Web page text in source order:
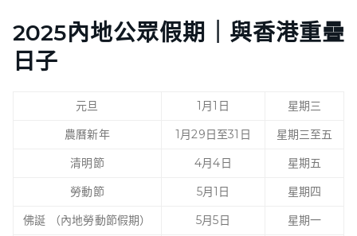
2025內地公眾假期｜與香港重疊
日子
元旦 1月1日
星期三
農曆新年
1月29日至31日
星期三至五
清明節
4月4日
星期五
勞動節
5月1日
星期四
佛誕 （內地勞動節假期）
5月5日
星期一